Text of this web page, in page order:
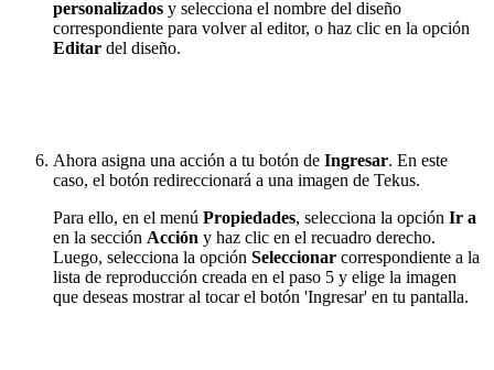
personalizados y selecciona el nombre del diseño
correspondiente para volver al editor, o haz clic en la opción
Editar del diseño.
Ahora asigna una acción a tu botón de Ingresar. En este
caso, el botón redireccionará a una imagen de Tekus.
Para ello, en el menú Propiedades, selecciona la opción Ir a
en la sección Acción y haz clic en el recuadro derecho.
Luego, selecciona la opción Seleccionar correspondiente a la
lista de reproducción creada en el paso 5 y elige la imagen
que deseas mostrar al tocar el botón 'Ingresar' en tu pantalla.